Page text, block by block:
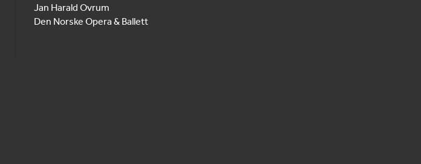
Jan Harald Ovrum
Den Norske Opera & Ballett